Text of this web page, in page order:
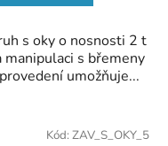
s oky o nosnosti 2 t
manipulaci s břemeny
umožňuje...
Kód: ZAV_S_OKY_5